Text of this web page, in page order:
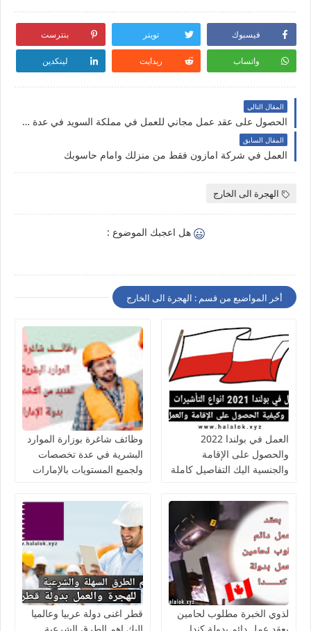
فيسبوك تويتر بنترست
واتساب ريدايت لينكدين
المقال التالي
الحصول على عقد عمل مجاني للعمل في مملكة السويد في عدة تخصصات
المقال السابق
العمل في شركة امازون فقط من منزلك وامام حاسوبك
الهجرة الى الخارج
هل اعجبك الموضوع :
أخر المواضيع من قسم : الهجرة الى الخارج
العمل في بولندا 2022
والحصول على الإقامة
والجنسية اليك التفاصيل كاملة
وظائف شاغرة بوزارة الموارد
البشرية في عدة تخصصات
ولجميع المستويات بالإمارات
لذوي الخبرة مطلوب لحامين
قطر اغنى دولة عربيا وعالميا